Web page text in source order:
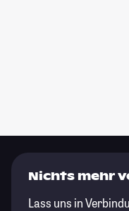
Nichts mehr
Lass uns in